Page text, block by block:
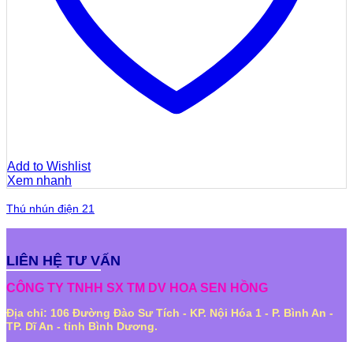
Add to Wishlist
Xem nhanh
Thú nhún điện 21
LIÊN HỆ TƯ VẤN
CÔNG TY TNHH SX TM DV HOA SEN HỒNG
Địa chỉ: 106 Đường Đào Sư Tích - KP. Nội Hóa 1 - P. Bình An -
TP. Dĩ An - tỉnh Bình Dương.